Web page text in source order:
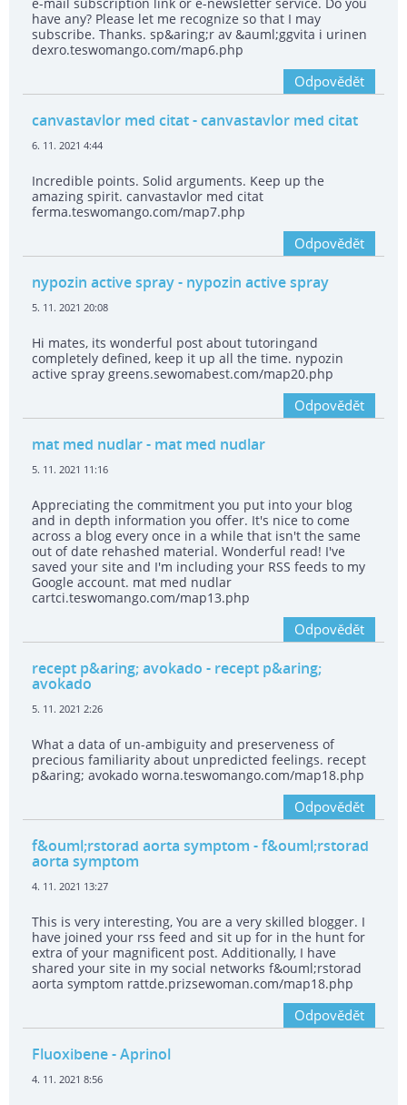
have any? Please let me recognize so that I may
subscribe. Thanks. sp&aring;r av &auml;ggvita i urinen
dexro.teswomango.com/map6.php
Odpovědět
canvastavlor med citat- canvastavlor med citat
6. 11. 2021 4:44
Incredible points. Solid arguments. Keep up the
amazing spirit. canvastavlor med citat
ferma.teswomango.com/map7.php
Odpovědět
nypozin active spray- nypozin active spray
5. 11. 2021 20:08
Hi mates, its wonderful post about tutoringand
completely defined, keep it up all the time. nypozin
active spray greens.sewomabest.com/map20.php
Odpovědět
mat med nudlar- mat med nudlar
5. 11. 2021 11:16
Appreciating the commitment you put into your blog
and in depth information you offer. It's nice to come
across a blog every once in a while that isn't the same
out of date rehashed material. Wonderful read! I've
saved your site and I'm including your RSS feeds to my
Google account. mat med nudlar
cartci.teswomango.com/map13.php
Odpovědět
recept p&aring; avokado - recept p&aring;
avokado
5. 11. 2021 2:26
What a data of un-ambiguity and preserveness of
precious familiarity about unpredicted feelings. recept
p&aring; avokado worna.teswomango.com/map18.php
Odpovědět
f&ouml;rstorad aorta symptom - f&ouml;rstorad
aorta symptom
4. 11. 2021 13:27
This is very interesting, You are a very skilled blogger. I
have joined your rss feed and sit up for in the hunt for
extra of your magnificent post. Additionally, I have
shared your site in my social networks f&ouml;rstorad
aorta symptom rattde.prizsewoman.com/map18.php
Odpovědět
Fluoxibene- Aprinol
4. 11. 2021 8:56